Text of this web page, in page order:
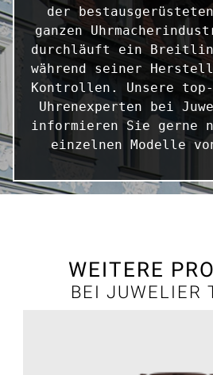
der
ganzen
durchläuft ein Breitling
während seiner
Kontrollen. Unsere
Uhrenexperten bei
informieren Sie gerne
einzelnen Modelle
WEITERE
BEI JUWELIER